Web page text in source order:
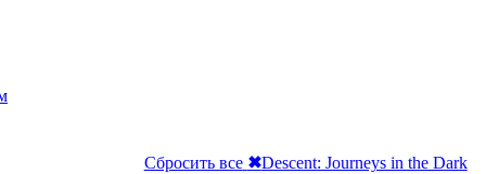
Сбросить все ✖Descent: Journeys in the Dark